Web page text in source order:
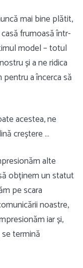
mai bine plătit,
frumoasă într-
model – totul
și a ne ridica
a încerca să
acestea, ne
creștere …
alte
obținem un statut
pe scara
noastre,
iar și,
termină